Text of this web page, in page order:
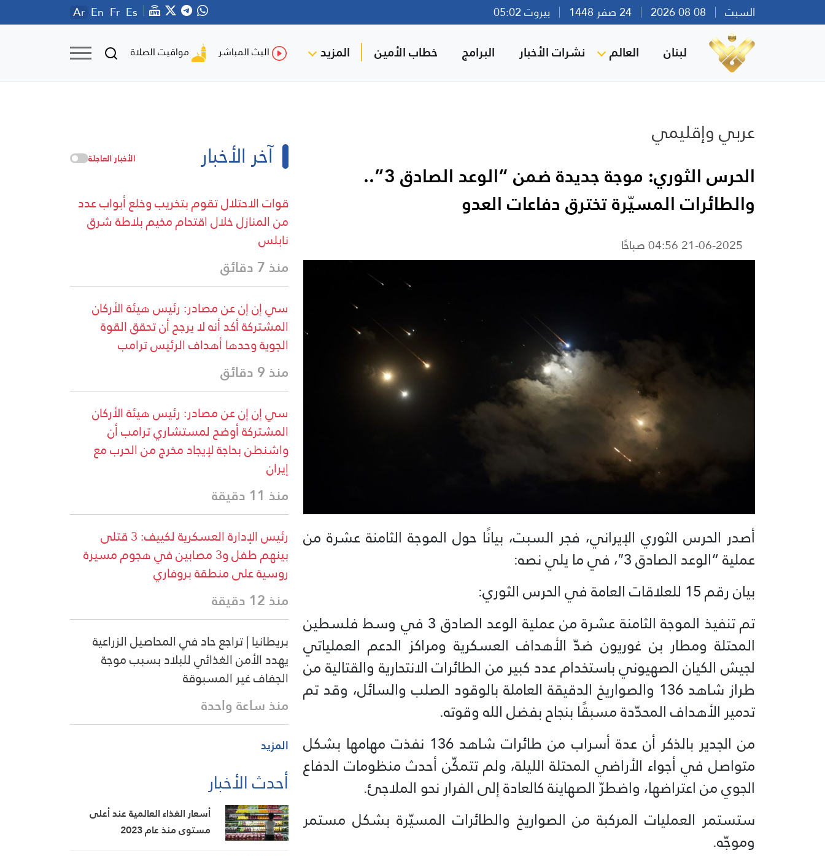
السبت بيروت 05:02 Ar En Fr Es
لبنان العالم نشرات الأخبار البرامج خطاب الأمين المزيد البث المباشر مواقيت الصلاة
عربي وإقليمي
الحرس الثوري: موجة جديدة ضمن “الوعد الصادق 3”..
والطائرات المسيّرة تخترق دفاعات العدو
21-06-2025 04:56 صباحًا
أصدر الحرس الثوري الإيراني، فجر السبت، بيانًا حول الموجة الثامنة عشرة من
عملية “الوعد الصادق 3″، في ما يلي نصه:
بيان رقم 15 للعلاقات العامة في الحرس الثوري:
تم تنفيذ الموجة الثامنة عشرة من عملية الوعد الصادق 3 في وسط فلسطين
المحتلة ومطار بن غوريون ضدّ الأهداف العسكرية ومراكز الدعم العملياتي
لجيش الكيان الصهيوني باستخدام عدد كبير من الطائرات الانتحارية والقتالية من
طراز شاهد 136 والصواريخ الدقيقة العاملة بالوقود الصلب والسائل، وقد تم
تدمير الأهداف المحدّدة مسبقًا بنجاح بفضل الله وقوته.
من الجدير بالذكر أن عدة أسراب من طائرات شاهد 136 نفذت مهامها بشكل
متواصل في أجواء الأراضي المحتلة الليلة، ولم تتمكّن أحدث منظومات الدفاع
الجوي من اعتراضها، واضطرّ الصهاينة كالعادة إلى الفرار نحو الملاجئ.
ستستمر العمليات المركبة من الصواريخ والطائرات المسيّرة بشكل مستمر
وموجّه.
آخر الأخبار الأخبار العاجلة
قوات الاحتلال تقوم بتخريب وخلع أبواب عدد
من المنازل خلال اقتحام مخيم بلاطة شرق
نابلس
منذ 7 دقائق
سي إن إن عن مصادر: رئيس هيئة الأركان
المشتركة أكد أنه لا يرجح أن تحقق القوة
الجوية وحدها أهداف الرئيس ترامب
منذ 9 دقائق
سي إن إن عن مصادر: رئيس هيئة الأركان
المشتركة أوضح لمستشاري ترامب أن
واشنطن بحاجة لإيجاد مخرج من الحرب مع
إيران
منذ 11 دقيقة
رئيس الإدارة العسكرية لكييف: 3 قتلى
بينهم طفل و3 مصابين في هجوم مسيرة
روسية على منطقة بروفاري
منذ 12 دقيقة
بريطانيا | تراجع حاد في المحاصيل الزراعية
يهدد الأمن الغذائي للبلاد بسبب موجة
الجفاف غير المسبوقة
منذ ساعة واحدة
المزيد
أحدث الأخبار
أسعار الغذاء العالمية عند أعلى
مستوى منذ عام 2023